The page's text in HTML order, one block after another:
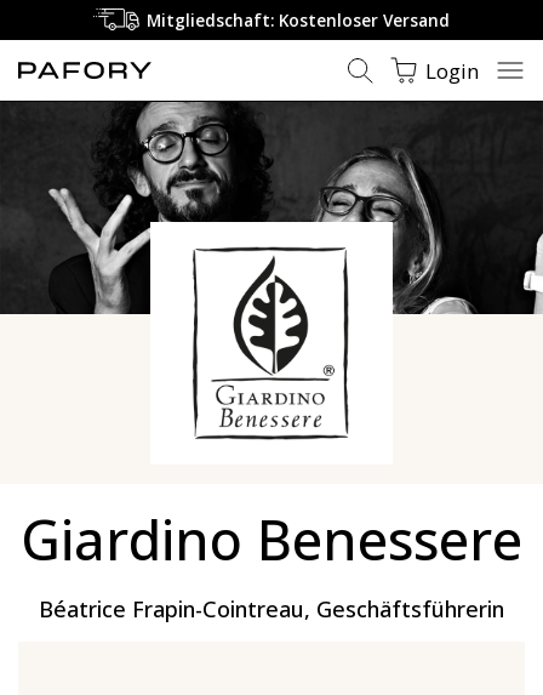
Mitgliedschaft: Kostenloser Versand
Login
Giardino Benessere
Béatrice Frapin-Cointreau, Geschäftsführerin